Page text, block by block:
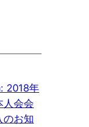
2018年
人会会
のお知